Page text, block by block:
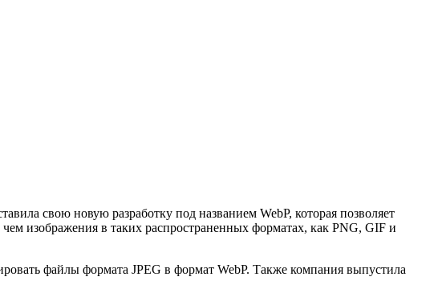
свою новую разработку под названием WebP, которая позволяет
изображения в таких распространенных форматах, как PNG, GIF и
файлы формата JPEG в формат WebP. Также компания выпустила